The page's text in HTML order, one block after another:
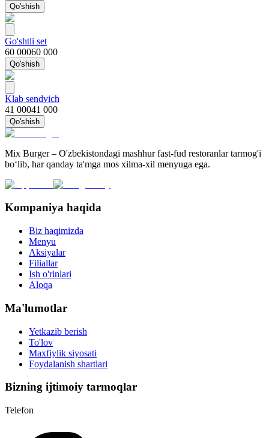
Qo'shish
Go'shtli set
60 00060 000
Qo'shish
Klab sendvich
41 00041 000
Qo'shish
Mix Burger – O'zbekistondagi mashhur fast-fud restoranlar tarmog'i
bo‘lib, har qanday ta'mga mos xilma-xil menyuga ega.
Kompaniya haqida
Biz haqimizda
Menyu
Aksiyalar
Filiallar
Ish o'rinlari
Aloqa
Ma'lumotlar
Yetkazib berish
To'lov
Maxfiylik siyosati
Foydalanish shartlari
Bizning ijtimoiy tarmoqlar
Telefon